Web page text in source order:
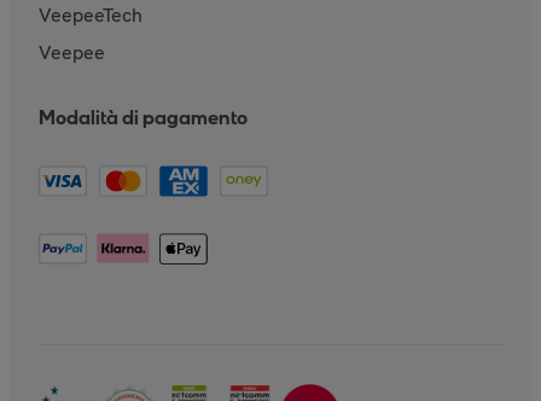
VeepeeTech
Veepee
Modalità di pagamento